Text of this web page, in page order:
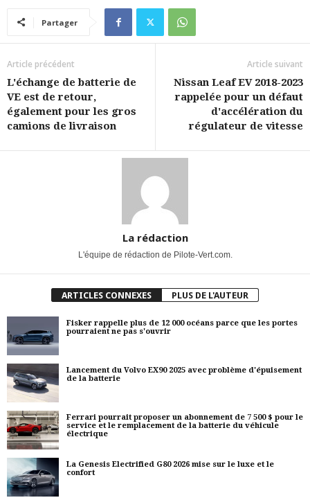
Partager
Article précédent
L'échange de batterie de
VE est de retour,
également pour les gros
camions de livraison
Article suivant
Nissan Leaf EV 2018-2023
rappelée pour un défaut
d'accélération du
régulateur de vitesse
La rédaction
L'équipe de rédaction de Pilote-Vert.com.
ARTICLES CONNEXES PLUS DE L'AUTEUR
Fisker rappelle plus de 12 000 océans parce que les portes
pourraient ne pas s'ouvrir
Lancement du Volvo EX90 2025 avec problème d'épuisement
de la batterie
Ferrari pourrait proposer un abonnement de 7 500 $ pour le
service et le remplacement de la batterie du véhicule
électrique
La Genesis Electrified G80 2026 mise sur le luxe et le
confort